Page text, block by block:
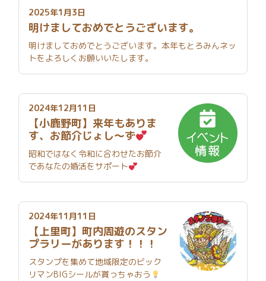
2025年1月3日
明けましておめでとうございます。
明けましておめでとうございます。本年もとろみんネッ
トをよろしくお願いいたします。
2024年12月11日
【小鹿野町】来年もありま
す、お節介じょし～ず
昭和ではなく令和に合わせたお節介
であなたの婚活をサポート
2024年11月11日
【上里町】町内周遊のスタン
プラリーがあります！！！
スタンプを集めて地域限定のビック
リマンBIGシールが貰っちゃおう